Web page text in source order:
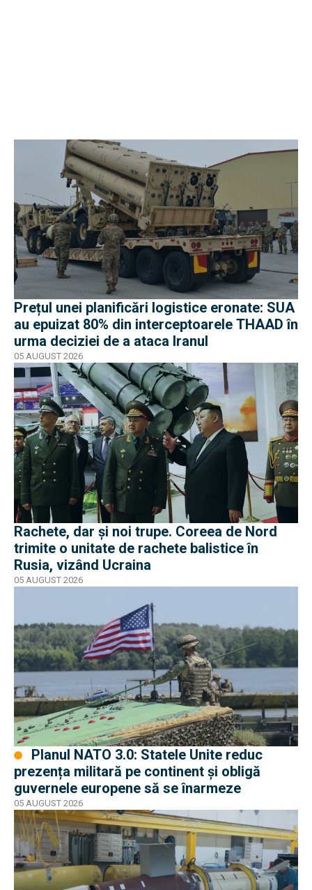
Prețul unei planificări logistice eronate: SUA
au epuizat 80% din interceptoarele THAAD în
urma deciziei de a ataca Iranul
05 AUGUST 2026
Rachete, dar și noi trupe. Coreea de Nord
trimite o unitate de rachete balistice în
Rusia, vizând Ucraina
05 AUGUST 2026
prezența militară pe continent și obligă
guvernele europene să se înarmeze
05 AUGUST 2026